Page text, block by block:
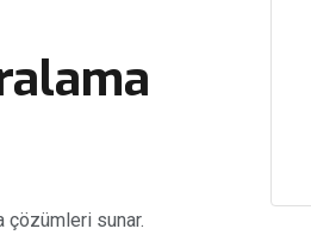
çözümleri sunar.